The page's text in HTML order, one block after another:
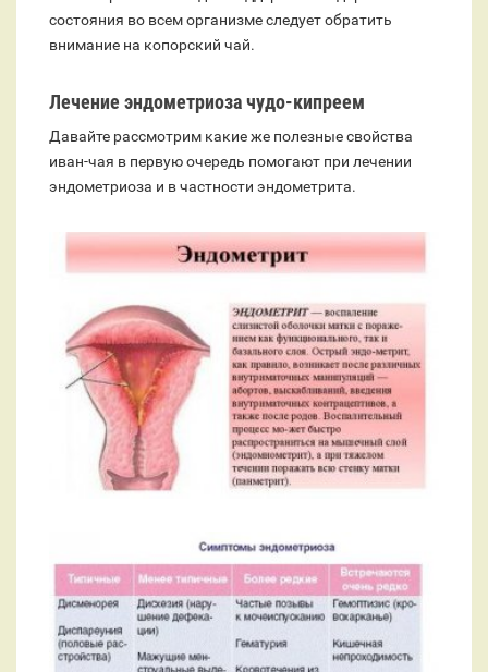
состояния во всем организме следует обратить
внимание на копорский чай.
Лечение эндометриоза чудо-кипреем
Давайте рассмотрим какие же полезные свойства
иван-чая в первую очередь помогают при лечении
эндометриоза и в частности эндометрита.